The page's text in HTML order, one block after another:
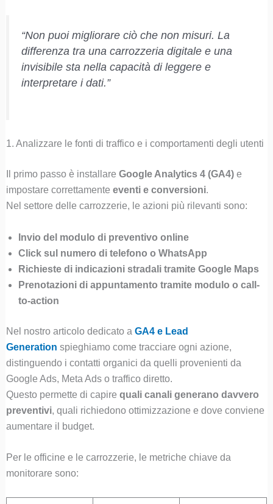
“Non puoi migliorare ciò che non misuri. La
differenza tra una carrozzeria digitale e una
invisibile sta nella capacità di leggere e
interpretare i dati.”
1. Analizzare le fonti di traffico e i comportamenti degli utenti
Il primo passo è installare Google Analytics 4 (GA4)e
impostare correttamente eventi e conversioni.
Nel settore delle carrozzerie, le azioni più rilevanti sono:
Invio del modulo di preventivo online
Click sul numero di telefono o WhatsApp
Richieste di indicazioni stradali tramite Google Maps
Prenotazioni di appuntamento tramite modulo o call-
to-action
Nel nostro articolo dedicato a GA4 e Lead
Generation spieghiamo come tracciare ogni azione,
distinguendo i contatti organici da quelli provenienti da
Google Ads, Meta Ads o traffico diretto.
Questo permette di capire quali canali generano davvero
preventivi, quali richiedono ottimizzazione e dove conviene
aumentare il budget.
Per le officine e le carrozzerie, le metriche chiave da
monitorare sono: